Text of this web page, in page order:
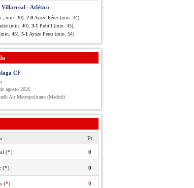
Villarreal - Atlético
min. 30), 2-0 Ayoze Pérez (min. 34),
(min. 40), 3-1 Pubill (min. 43),
45), 5-1 Ayoze Pérez (min. 54)
CF
agosto 2026
Air Metropolitano (Madrid)
Pt
(*) 0
(*) 0
(*) 0